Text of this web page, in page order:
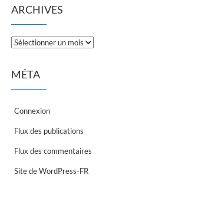
ARCHIVES
Archives
MÉTA
Connexion
Flux des publications
Flux des commentaires
Site de WordPress-FR